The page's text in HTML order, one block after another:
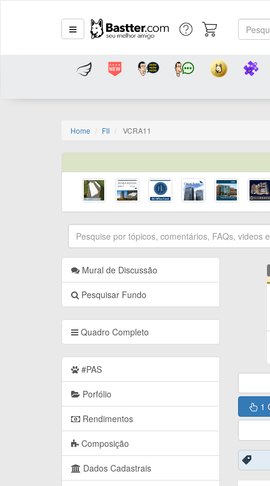
Home FII VCRA11
Mural de Discussão
Pesquisar Fundo
Quadro Completo
#PAS
Porfólio
Rendimentos
Composição
Dados Cadastrais
1